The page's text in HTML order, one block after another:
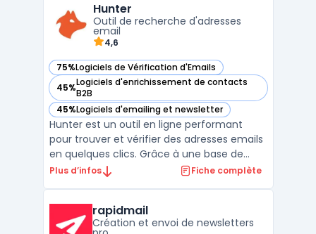
à maîtriser leurs budgets, tout en
respectant les exigen ...
Hunter
Outil de recherche d'adresses
email
4,6
75%Logiciels de Vérification d'Emails
— voir Hunter dans cette catégorie
45%Logiciels d'enrichissement de contacts
B2B
— voir Hunter dans cette catégorie
45%Logiciels d'emailing et newsletter
— voir Hunter dans cette catégorie
Hunter est un outil en ligne performant
pour trouver et vérifier des adresses emails
en quelques clics. Grâce à une base de
données de plus de 200 millions d'adresses
listes de prospection pertinentes. Hunter
propose ...
Plus d’infos Fiche complète
rapidmail
Création et envoi de newsletters